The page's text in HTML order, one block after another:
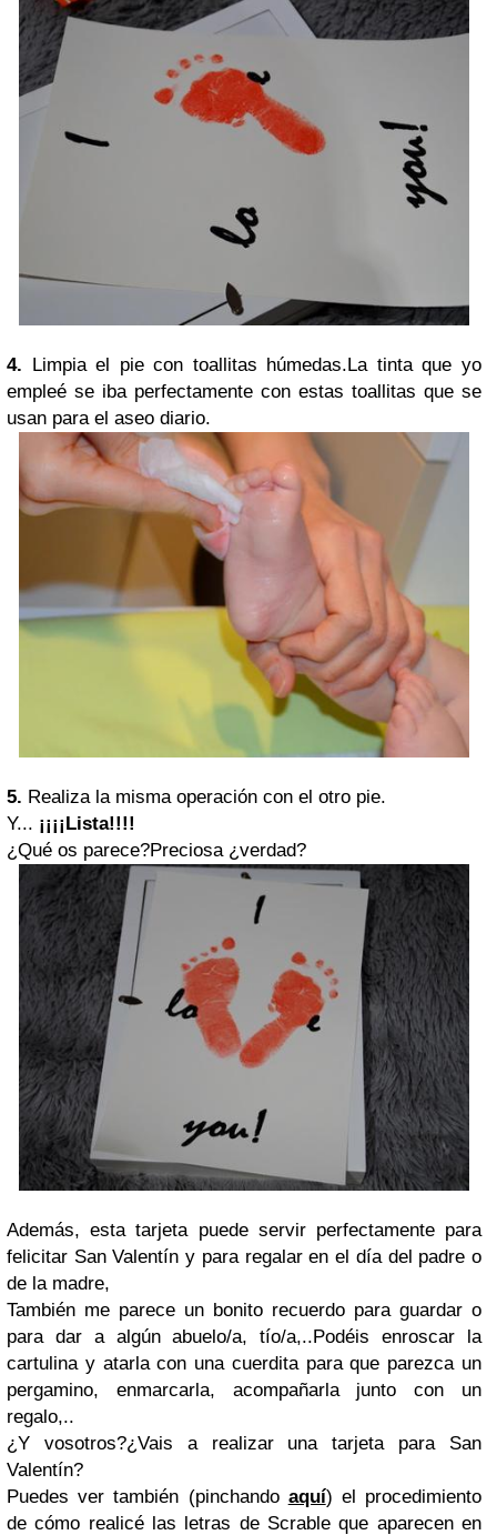
4. Limpia el pie con toallitas húmedas.La tinta que yo
empleé se iba perfectamente con estas toallitas que se
usan para el aseo diario.
5. Realiza la misma operación con el otro pie.
Y... ¡¡¡¡Lista!!!!
¿Qué os parece?Preciosa ¿verdad?
Además, esta tarjeta puede servir perfectamente para
felicitar San Valentín y para regalar en el día del padre o
de la madre,
También me parece un bonito recuerdo para guardar o
para dar a algún abuelo/a, tío/a,..Podéis enroscar la
cartulina y atarla con una cuerdita para que parezca un
pergamino, enmarcarla, acompañarla junto con un
regalo,..
¿Y vosotros?¿Vais a realizar una tarjeta para San
Valentín?
Puedes ver también (pinchando aquí) el procedimiento
de cómo realicé las letras de Scrable que aparecen en